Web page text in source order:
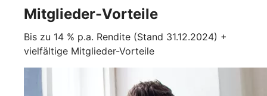
Mitglieder-Vorteile
Bis zu 14 % p.a. Rendite (Stand 31.12.2024) +
vielfältige Mitglieder-Vorteile